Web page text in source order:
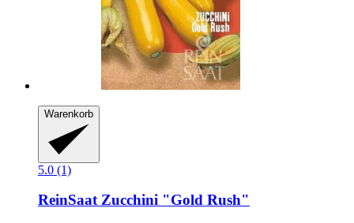
Warenkorb
5.0 (1)
ReinSaatZucchini "Gold Rush"